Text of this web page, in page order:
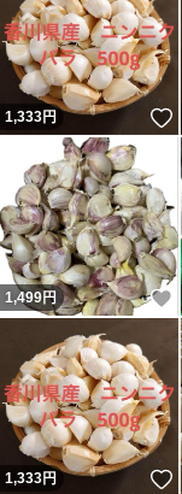
1,333円
1,499円
1,333円